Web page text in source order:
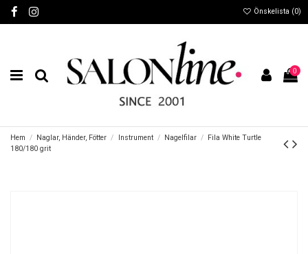
Önskelista (0)
0
Hem Naglar, Händer, Fötter Instrument Nagelfilar
Fila White Turtle
180/180 grit